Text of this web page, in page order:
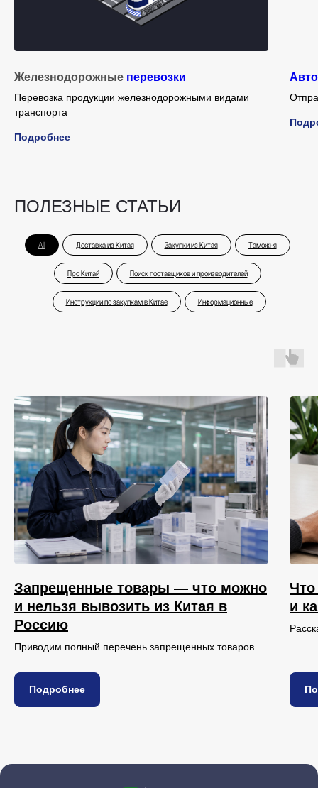
Железнодорожные перевозки
Перевозка продукции железнодорожными видами
транспорта
Подробнее
ПОЛЕЗНЫЕ СТАТЬИ
All Доставка из Китая Закупки из Китая Таможня
Про Китай Поиск поставщиков и производителей
Инструкции по закупкам в Китае Информационные
Запрещенные товары — что можно
и нельзя вывозить из Китая в
Россию
Приводим полный перечень запрещенных товаров
Подробнее
и